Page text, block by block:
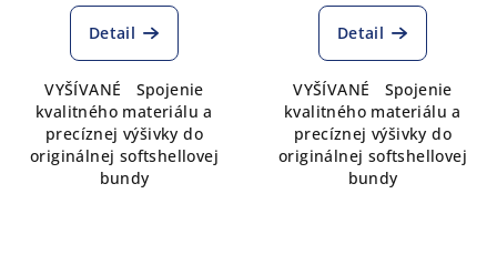
Detail
VYŠÍVANÉ Spojenie
kvalitného materiálu a
precíznej výšivky do
originálnej softshellovej
bundy
Detail
VYŠÍVANÉ Spojenie
kvalitného materiálu a
precíznej výšivky do
originálnej softshellovej
bundy